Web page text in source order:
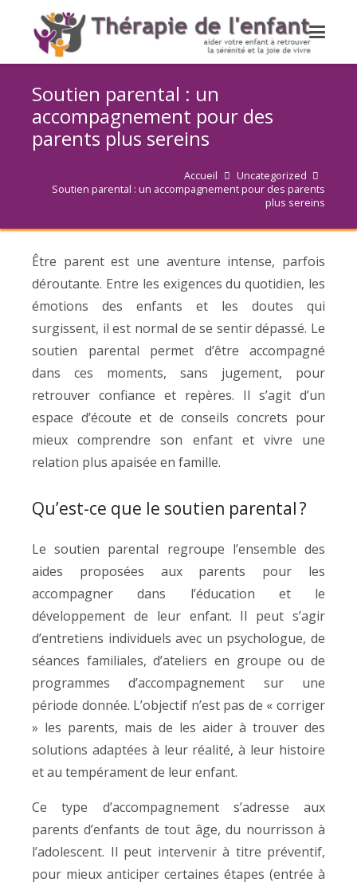
Soutien parental : un
accompagnement pour des
parents plus sereins
Accueil
Uncategorized
Soutien parental : un accompagnement pour des parents
plus sereins
Être parent est une aventure intense, parfois
déroutante. Entre les exigences du quotidien, les
émotions des enfants et les doutes qui
surgissent, il est normal de se sentir dépassé. Le
soutien parental permet d’être accompagné
dans ces moments, sans jugement, pour
retrouver confiance et repères. Il s’agit d’un
espace d’écoute et de conseils concrets pour
mieux comprendre son enfant et vivre une
relation plus apaisée en famille.
Qu’est-ce que le soutien parental ?
Le soutien parental regroupe l’ensemble des
aides proposées aux parents pour les
accompagner dans l’éducation et le
développement de leur enfant. Il peut s’agir
d’entretiens individuels avec un psychologue, de
séances familiales, d’ateliers en groupe ou de
programmes d’accompagnement sur une
période donnée. L’objectif n’est pas de « corriger
» les parents, mais de les aider à trouver des
solutions adaptées à leur réalité, à leur histoire
et au tempérament de leur enfant.
Ce type d’accompagnement s’adresse aux
parents d’enfants de tout âge, du nourrisson à
l’adolescent. Il peut intervenir à titre préventif,
pour mieux anticiper certaines étapes (entrée à